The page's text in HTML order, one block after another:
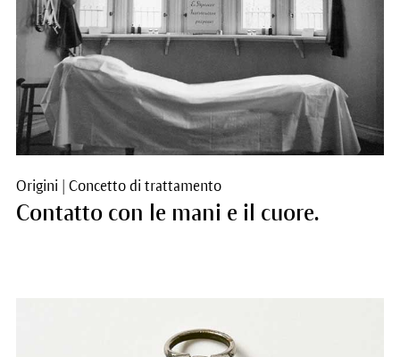
Origini Concetto di trattamento
Contatto con le mani e il cuore.